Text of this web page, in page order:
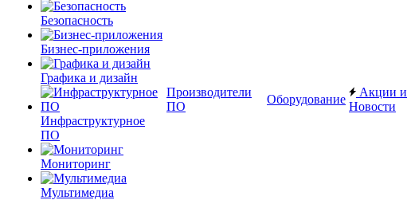
Безопасность
Бизнес-приложения
Графика и дизайн
Инфраструктурное
ПО
Мониторинг
Мультимедиа
Производители
ПО
Оборудование
Акции и
Новости